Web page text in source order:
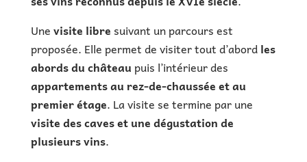
Unevisite libre suivant un parcours est
proposée. Elle permet de visiter tout d’abordles
abords du château puis l’intérieur des
appartements au rez-de-chaussée et au
premier étage. La visite se termine par une
visite des caves et une dégustation de
plusieurs vins.